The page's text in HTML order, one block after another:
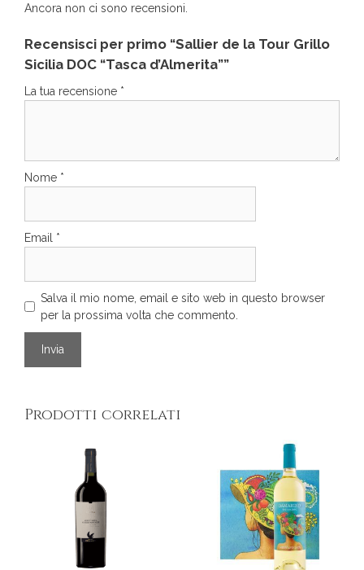
Ancora non ci sono recensioni.
Recensisci per primo “Sallier de la Tour Grillo
Sicilia DOC “Tasca d’Almerita””
La tua recensione *
Nome *
Email *
Salva il mio nome, email e sito web in questo browser
per la prossima volta che commento.
Prodotti correlati